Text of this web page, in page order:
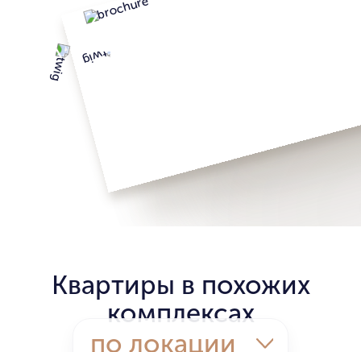
Квартиры в похожих
комплексах
по локации